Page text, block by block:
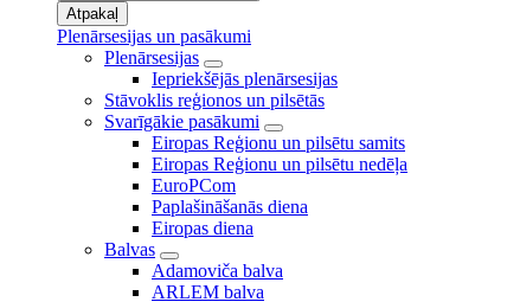
Atpakaļ
Plenārsesijas un pasākumi
Plenārsesijas
Iepriekšējās plenārsesijas
Stāvoklis reģionos un pilsētās
Svarīgākie pasākumi
Eiropas Reģionu un pilsētu samits
Eiropas Reģionu un pilsētu nedēļa
EuroPCom
Paplašināšanās diena
Eiropas diena
Balvas
Adamoviča balva
ARLEM balva